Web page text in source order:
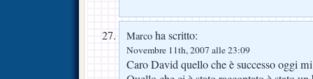
Marco ha scritto:
Novembre 11th, 2007 alle 23:09
Caro David quello che è successo oggi